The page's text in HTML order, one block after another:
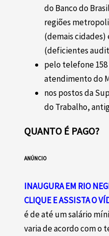
do Banco do
regiões
(demais cidades)
(deficientes
pelo telefone
atendimento do
nos postos da
do Trabalho,
QUANTO É PAGO?
ANÚNCIO
INAUGURA EM RIO
CLIQUE E ASSISTA O
é de até um salário
varia de acordo com o